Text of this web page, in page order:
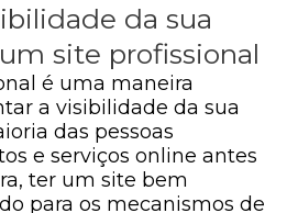
da sua
site profissional
é uma maneira
a visibilidade da sua
das pessoas
e serviços online antes
ter um site bem
para os mecanismos de